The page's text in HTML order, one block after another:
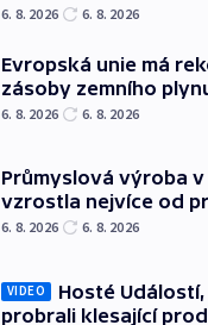
6. 8. 2026 6. 8. 2026
Evropská unie má
zásoby zemního
6. 8. 2026 6. 8. 2026
Průmyslová výroba
vzrostla nejvíce od
6. 8. 2026 6. 8. 2026
VIDEO
Hosté
probrali klesající